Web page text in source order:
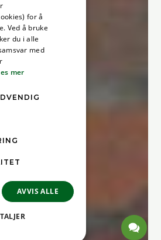
for å
Ved å bruke
du i alle
med
mer
AVVIS ALLE